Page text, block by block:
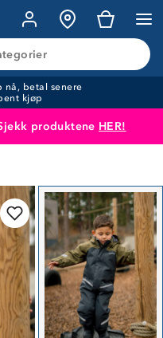
nå, betal senere
kjøp
produktene HER!